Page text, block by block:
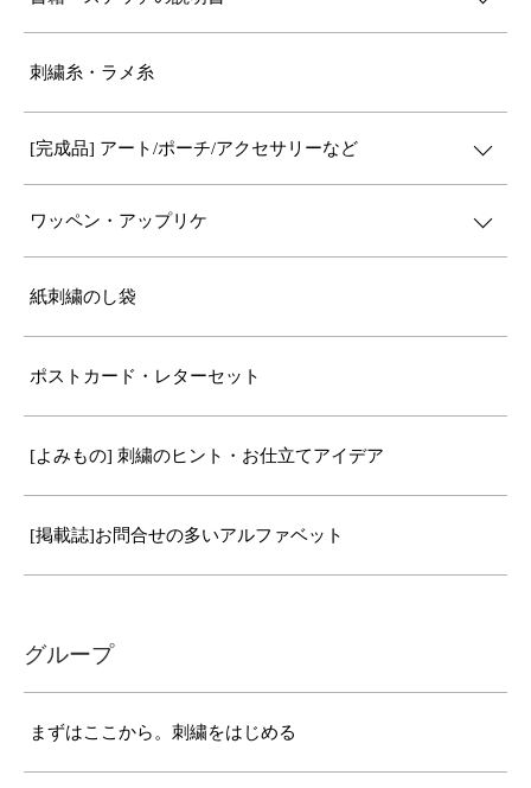
刺繍糸・ラメ糸
[完成品] アート/ポーチ/アクセサリーなど
ワッペン・アップリケ
紙刺繍のし袋
ポストカード・レターセット
[よみもの] 刺繍のヒント・お仕立てアイデア
[掲載誌]お問合せの多いアルファベット
グループ
まずはここから。刺繍をはじめる